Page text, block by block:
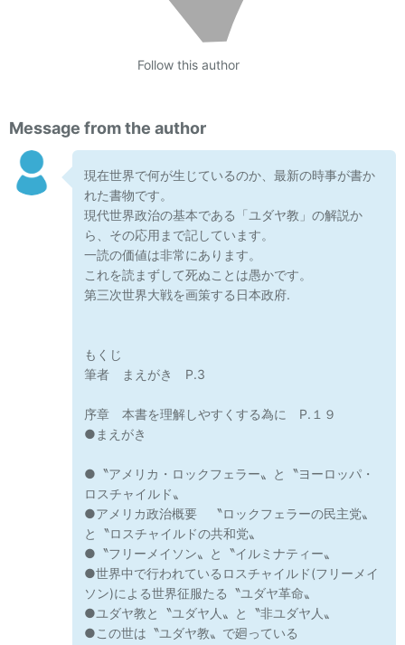
Follow this author
Message from the author
現在世界で何が生じているのか、最新の時事が書か
れた書物です。
現代世界政治の基本である「ユダヤ教」の解説か
ら、その応用まで記しています。
一読の価値は非常にあります。
これを読まずして死ぬことは愚かです。
第三次世界大戦を画策する日本政府.
もくじ
筆者 まえがき P.3
序章 本書を理解しやすくする為に P.１９
●まえがき
●〝アメリカ・ロックフェラー〟と〝ヨーロッパ・
ロスチャイルド〟
●アメリカ政治概要 〝ロックフェラーの民主党〟
と〝ロスチャイルドの共和党〟
●〝フリーメイソン〟と〝イルミナティー〟
●世界中で行われているロスチャイルド(フリーメイ
ソン)による世界征服たる〝ユダヤ革命〟
●ユダヤ教と〝ユダヤ人〟と〝非ユダヤ人〟
●この世は〝ユダヤ教〟で廻っている